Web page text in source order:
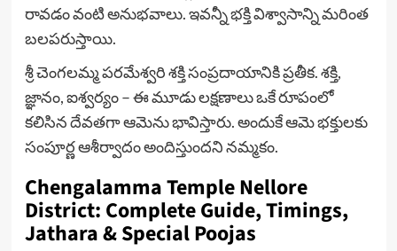
రావడం వంటి అనుభవాలు. ఇవన్నీ భక్తి విశ్వాసాన్ని మరింత
బలపరుస్తాయి.
శ్రీ చెంగలమ్మ పరమేశ్వరి శక్తి సంప్రదాయానికి ప్రతీక. శక్తి,
జ్ఞానం, ఐశ్వర్యం – ఈ మూడు లక్షణాలు ఒకే రూపంలో
కలిసిన దేవతగా ఆమెను భావిస్తారు. అందుకే ఆమె భక్తులకు
సంపూర్ణ ఆశీర్వాదం అందిస్తుందని నమ్మకం.
Chengalamma Temple Nellore
District: Complete Guide, Timings,
Jathara & Special Poojas